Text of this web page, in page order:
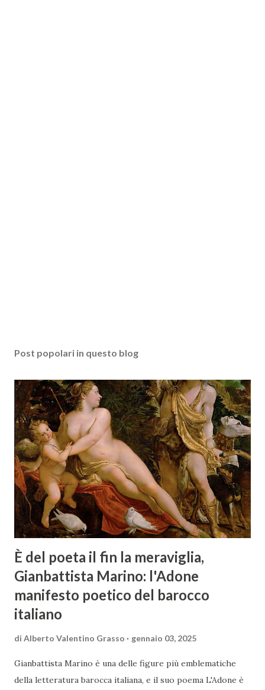
Post popolari in questo blog
È del poeta il fin la meraviglia,
Gianbattista Marino: l'Adone
manifesto poetico del barocco
italiano
di Alberto Valentino Grasso gennaio 03, 2025
Gianbattista Marino è una delle figure più emblematiche
della letteratura barocca italiana, e il suo poema L'Adone è